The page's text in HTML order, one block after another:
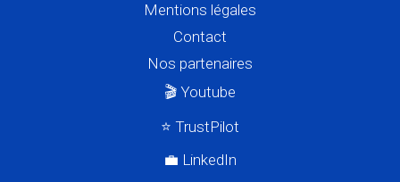
Mentions légales
Contact
Nos partenaires
🎬 Youtube
⭐ TrustPilot
💼 LinkedIn